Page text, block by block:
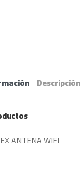
Descripción
ANTENA WIFI